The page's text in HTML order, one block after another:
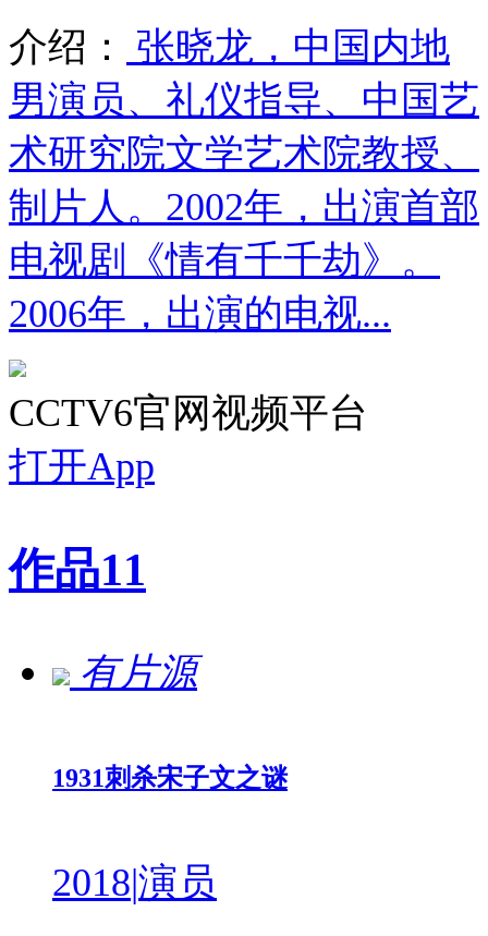
介绍：
张晓龙，中国内地
男演员、礼仪指导、中国艺
术研究院文学艺术院教授、
制片人。2002年，出演首部
电视剧《情有千千劫》。
2006年，出演的电视...
CCTV6官网视频平台
打开App
作品11
有片源
1931刺杀宋子文之谜
2018|演员